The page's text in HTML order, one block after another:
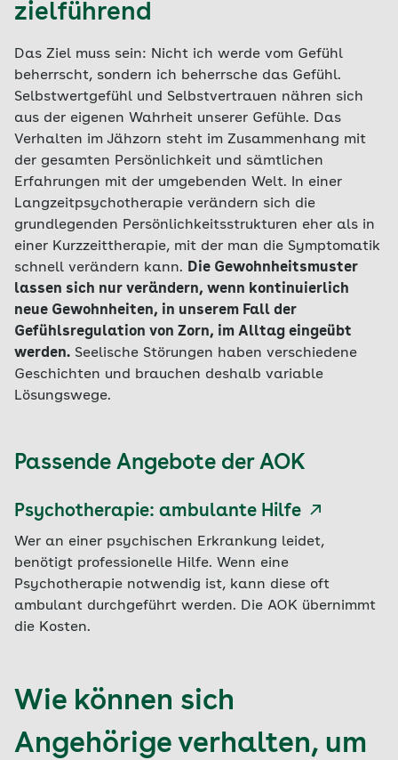
zielführend
Das Ziel muss sein: Nicht ich werde vom Gefühl
beherrscht, sondern ich beherrsche das Gefühl.
Selbstwertgefühl und Selbstvertrauen nähren sich
aus der eigenen Wahrheit unserer Gefühle. Das
Verhalten im Jähzorn steht im Zusammenhang mit
der gesamten Persönlichkeit und sämtlichen
Erfahrungen mit der umgebenden Welt. In einer
Langzeitpsychotherapie verändern sich die
grundlegenden Persönlichkeitsstrukturen eher als in
einer Kurzzeittherapie, mit der man die Symptomatik
schnell verändern kann. Die Gewohnheitsmuster
lassen sich nur verändern, wenn kontinuierlich
neue Gewohnheiten, in unserem Fall der
Gefühlsregulation von Zorn, im Alltag eingeübt
werden. Seelische Störungen haben verschiedene
Geschichten und brauchen deshalb variable
Lösungswege.
Passende Angebote der AOK
Psychotherapie: ambulante Hilfe
Wer an einer psychischen Erkrankung leidet,
benötigt professionelle Hilfe. Wenn eine
Psychotherapie notwendig ist, kann diese oft
ambulant durchgeführt werden. Die AOK übernimmt
die Kosten.
Wie können sich
Angehörige verhalten, um